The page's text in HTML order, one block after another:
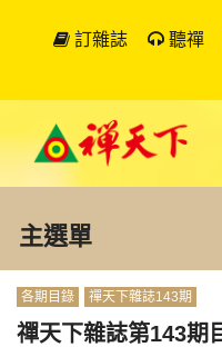
訂雜誌 聽禪
主選單
各期目錄 禪天下雜誌143期
禪天下雜誌第143期